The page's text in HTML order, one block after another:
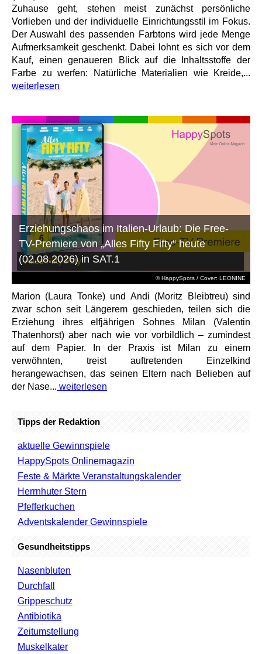
Zuhause geht, stehen meist zunächst persönliche
Vorlieben und der individuelle Einrichtungsstil im Fokus.
Der Auswahl des passenden Farbtons wird jede Menge
Aufmerksamkeit geschenkt. Dabei lohnt es sich vor dem
Kauf, einen genaueren Blick auf die Inhaltsstoffe der
Farbe zu werfen: Natürliche Materialien wie Kreide,...
weiterlesen
© HappySpots / Cover: LEONINE
Erziehungschaos im Italien-Urlaub: Die Free-
TV-Premiere von „Alles Fifty Fifty“ heute
(02.08.2026) in SAT.1
Marion (Laura Tonke) und Andi (Moritz Bleibtreu) sind
zwar schon seit Längerem geschieden, teilen sich die
Erziehung ihres elfjährigen Sohnes Milan (Valentin
Thatenhorst) aber nach wie vor vorbildlich – zumindest
auf dem Papier. In der Praxis ist Milan zu einem
verwöhnten, treist auftretenden Einzelkind
herangewachsen, das seinen Eltern nach Belieben auf
der Nase... weiterlesen
Tipps der Redaktion
aktuelle Gewinnspiele
HappySpots Onlinemagazin
Feste & Märkte Veranstaltungskalender
Herrnhuter Stern
Pfefferkuchen
Adventskalender Gewinnspiele
Gesundheitstipps
Nasenbluten
Durchfall
Grippeschutz
Antibiotika
Zeitumstellung
Muskelkater